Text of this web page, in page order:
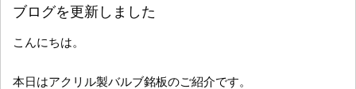
ブログを更新しました
こんにちは。
本日はアクリル製バルブ銘板のご紹介です。